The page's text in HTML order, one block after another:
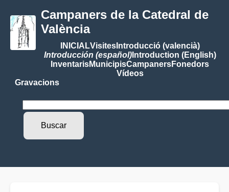
Campaners de la Catedral de
València
INICIALVisitesIntroducció (valencià)
Introducción (español)Introduction (English)
InventarisMunicipisCampanersFonedors
Vídeos
Gravacions